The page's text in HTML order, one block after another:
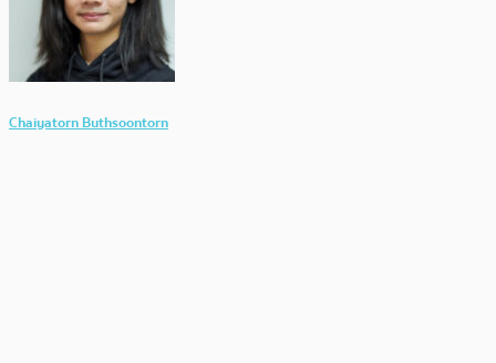
Chaiyatorn Buthsoontorn